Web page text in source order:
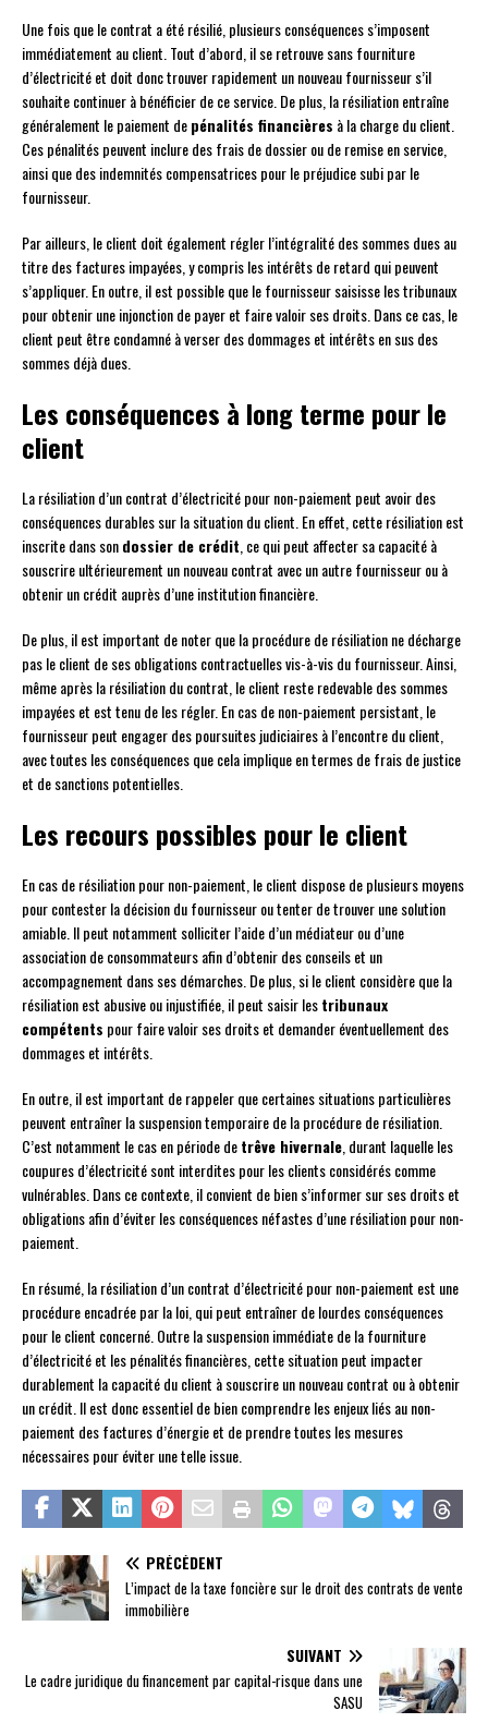
Une fois que le contrat a été résilié, plusieurs conséquences s’imposent
immédiatement au client. Tout d’abord, il se retrouve sans fourniture
d’électricité et doit donc trouver rapidement un nouveau fournisseur s’il
souhaite continuer à bénéficier de ce service. De plus, la résiliation entraîne
généralement le paiement depénalités financières à la charge du client.
Ces pénalités peuvent inclure des frais de dossier ou de remise en service,
ainsi que des indemnités compensatrices pour le préjudice subi par le
fournisseur.
Par ailleurs, le client doit également régler l’intégralité des sommes dues au
titre des factures impayées, y compris les intérêts de retard qui peuvent
s’appliquer. En outre, il est possible que le fournisseur saisisse les tribunaux
pour obtenir une injonction de payer et faire valoir ses droits. Dans ce cas, le
client peut être condamné à verser des dommages et intérêts en sus des
sommes déjà dues.
Les conséquences à long terme pour le
client
La résiliation d’un contrat d’électricité pour non-paiement peut avoir des
conséquences durables sur la situation du client. En effet, cette résiliation est
inscrite dans sondossier de crédit, ce qui peut affecter sa capacité à
souscrire ultérieurement un nouveau contrat avec un autre fournisseur ou à
obtenir un crédit auprès d’une institution financière.
De plus, il est important de noter que la procédure de résiliation ne décharge
pas le client de ses obligations contractuelles vis-à-vis du fournisseur. Ainsi,
même après la résiliation du contrat, le client reste redevable des sommes
impayées et est tenu de les régler. En cas de non-paiement persistant, le
fournisseur peut engager des poursuites judiciaires à l’encontre du client,
avec toutes les conséquences que cela implique en termes de frais de justice
et de sanctions potentielles.
Les recours possibles pour le client
En cas de résiliation pour non-paiement, le client dispose de plusieurs moyens
pour contester la décision du fournisseur ou tenter de trouver une solution
amiable. Il peut notamment solliciter l’aide d’un médiateur ou d’une
association de consommateurs afin d’obtenir des conseils et un
accompagnement dans ses démarches. De plus, si le client considère que la
résiliation est abusive ou injustifiée, il peut saisir lestribunaux
compétents pour faire valoir ses droits et demander éventuellement des
dommages et intérêts.
En outre, il est important de rappeler que certaines situations particulières
peuvent entraîner la suspension temporaire de la procédure de résiliation.
C’est notamment le cas en période detrêve hivernale, durant laquelle les
coupures d’électricité sont interdites pour les clients considérés comme
vulnérables. Dans ce contexte, il convient de bien s’informer sur ses droits et
obligations afin d’éviter les conséquences néfastes d’une résiliation pour non-
paiement.
En résumé, la résiliation d’un contrat d’électricité pour non-paiement est une
procédure encadrée par la loi, qui peut entraîner de lourdes conséquences
pour le client concerné. Outre la suspension immédiate de la fourniture
d’électricité et les pénalités financières, cette situation peut impacter
durablement la capacité du client à souscrire un nouveau contrat ou à obtenir
un crédit. Il est donc essentiel de bien comprendre les enjeux liés au non-
paiement des factures d’énergie et de prendre toutes les mesures
nécessaires pour éviter une telle issue.
PRÉCÉDENT
L’impact de la taxe foncière sur le droit des contrats de vente
immobilière
SUIVANT
Le cadre juridique du financement par capital-risque dans une
SASU